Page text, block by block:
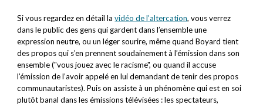
Si vous regardez en détail lavidéo de l’altercation, vous verrez
dans le public des gens qui gardent dans l’ensemble une
expression neutre, ou un léger sourire, même quand Boyard tient
des propos qui s’en prennent soudainement à l’émission dans son
ensemble ("vous jouez avec le racisme", ou quand il accuse
l’émission de l’avoir appelé en lui demandant de tenir des propos
communautaristes). Puis on assiste à un phénomène qui est en soi
plutôt banal dans les émissions télévisées : les spectateurs,